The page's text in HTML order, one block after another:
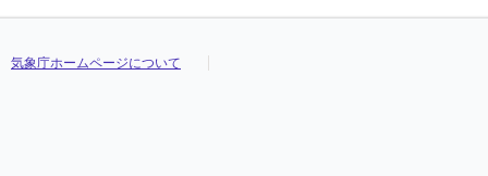
気象庁ホームページについて